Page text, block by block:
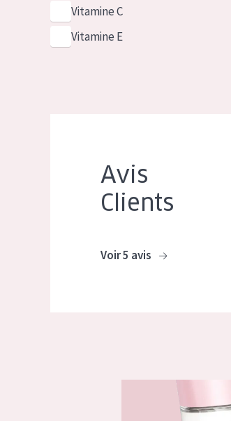
Vitamine C
Vitamine E
Avis
Clients
Voir 5 avis